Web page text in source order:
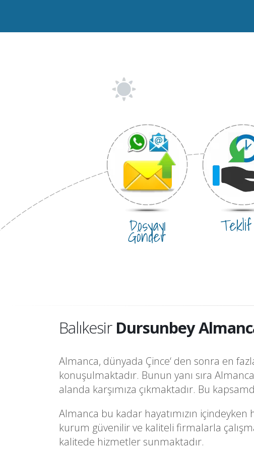
Dosyayı
Gönder
Balıkesir Dursunbey
Almanca, dünyada Çince‘ den sonra en
konuşulmaktadır. Bunun yanı sıra
alanda karşımıza çıkmaktadır. Bu
Almanca bu kadar hayatımızın
kurum güvenilir ve kaliteli firmalarla
kalitede hizmetler sunmaktadır.